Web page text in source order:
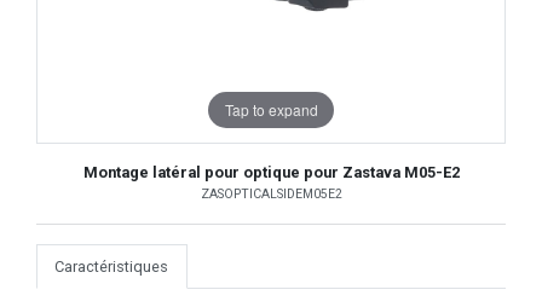
Tap to expand
Montage latéral pour optique pour Zastava M05-E2
ZASOPTICALSIDEM05E2
Caractéristiques